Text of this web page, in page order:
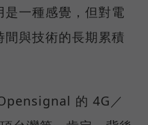
一種感覺，但對電
與技術的長期累積
的 4G／